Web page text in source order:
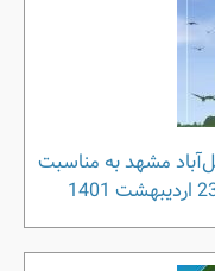
مشهد به مناسبت